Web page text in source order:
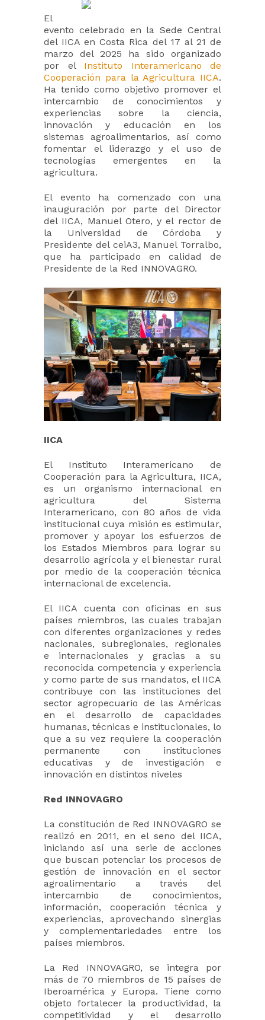
El
evento celebrado en la Sede Central
del IICA en Costa Rica del 17 al 21 de
marzo del 2025 ha sido organizado
por el Instituto Interamericano de
Cooperación para la Agricultura IICA.
Ha tenido como objetivo promover el
intercambio de conocimientos y
experiencias sobre la ciencia,
innovación y educación en los
sistemas agroalimentarios, así como
fomentar el liderazgo y el uso de
tecnologías emergentes en la
agricultura.
El evento ha comenzado con una
inauguración por parte del Director
del IICA, Manuel Otero, y el rector de
la Universidad de Córdoba y
Presidente del ceiA3, Manuel Torralbo,
que ha participado en calidad de
Presidente de la Red INNOVAGRO.
IICA
El Instituto Interamericano de
Cooperación para la Agricultura, IICA,
es un organismo internacional en
agricultura del Sistema
Interamericano, con 80 años de vida
institucional cuya misión es estimular,
promover y apoyar los esfuerzos de
los Estados Miembros para lograr su
desarrollo agrícola y el bienestar rural
por medio de la cooperación técnica
internacional de excelencia.
El IICA cuenta con oficinas en sus
países miembros, las cuales trabajan
con diferentes organizaciones y redes
nacionales, subregionales, regionales
e internacionales y gracias a su
reconocida competencia y experiencia
y como parte de sus mandatos, el IICA
contribuye con las instituciones del
sector agropecuario de las Américas
en el desarrollo de capacidades
humanas, técnicas e institucionales, lo
que a su vez requiere la cooperación
permanente con instituciones
educativas y de investigación e
innovación en distintos niveles
Red INNOVAGRO
La constitución de Red INNOVAGRO se
realizó en 2011, en el seno del IICA,
iniciando así una serie de acciones
que buscan potenciar los procesos de
gestión de innovación en el sector
agroalimentario a través del
intercambio de conocimientos,
información, cooperación técnica y
experiencias, aprovechando sinergias
y complementariedades entre los
países miembros.
La Red INNOVAGRO, se integra por
más de 70 miembros de 15 países de
Iberoamérica y Europa. Tiene como
objeto fortalecer la productividad, la
competitividad y el desarrollo